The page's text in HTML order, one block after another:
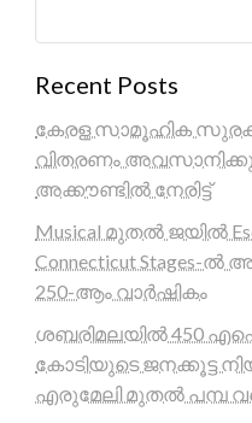
Recent Posts
കേരള സാമൂഹിക
വിതരണം
അക്കൗണ്ടിൽ നേരിട്ട്
Musical മുതൽ ജയിൽ
Connecticut Stages-ൽ
250-ആം വാർഷികം
ശബരിമലയിൽ 450
കോടിയുടെ ജനക്കൂട്ട
എരുമേലി മുതൽ പമ്പ